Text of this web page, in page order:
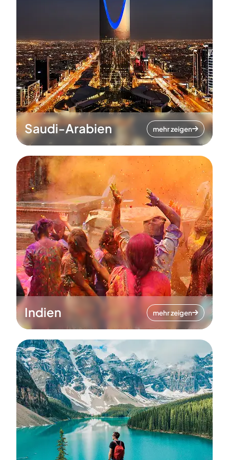
Saudi-Arabien mehr zeigen
Indien mehr zeigen